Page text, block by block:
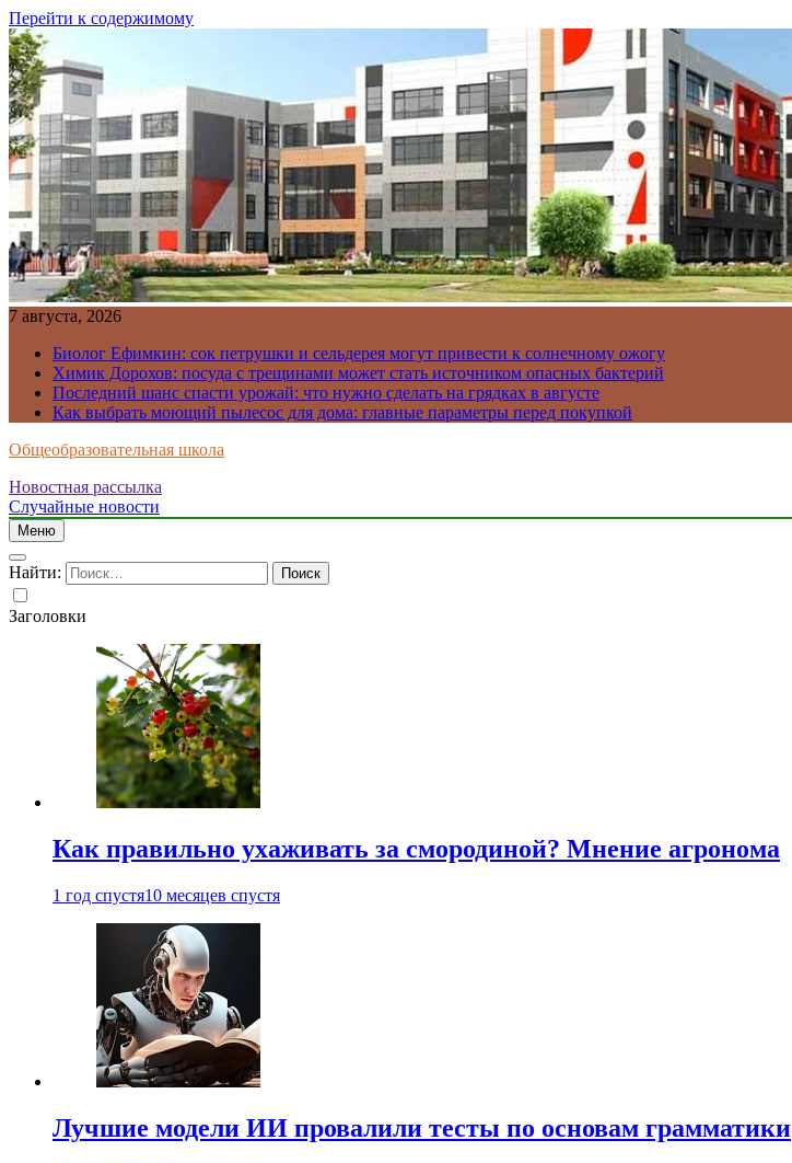
Перейти к содержимому
7 августа, 2026
Биолог Ефимкин: сок петрушки и сельдерея могут привести к солнечному ожогу
Химик Дорохов: посуда с трещинами может стать источником опасных бактерий
Последний шанс спасти урожай: что нужно сделать на грядках в августе
Как выбрать моющий пылесос для дома: главные параметры перед покупкой
Общеобразовательная школа
Новостная рассылка
Случайные новости
Меню
Найти:
Заголовки
Как правильно ухаживать за смородиной? Мнение агронома
1 год спустя10 месяцев спустя
Лучшие модели ИИ провалили тесты по основам грамматики